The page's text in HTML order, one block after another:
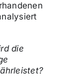
die